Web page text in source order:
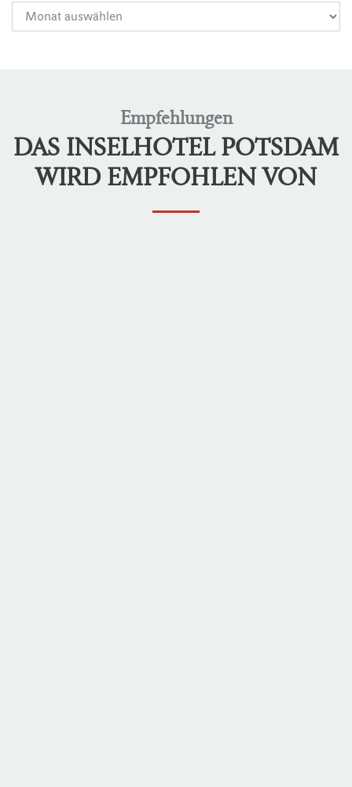
Empfehlungen
DAS INSELHOTEL POTSDAM
WIRD EMPFOHLEN VON